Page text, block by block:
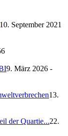
10. September 2021
9. März 2026 -
13.
der Quartie...22.